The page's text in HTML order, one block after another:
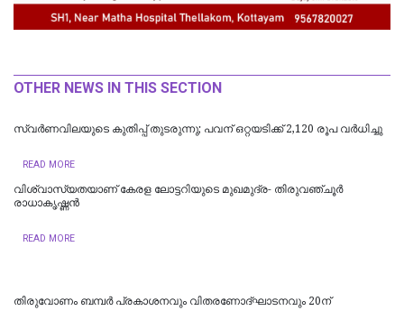
OTHER NEWS IN THIS SECTION
സ്വര്‍ണവിലയുടെ കുതിപ്പ് തുടരുന്നു; പവന് ഒറ്റയടിക്ക് 2,120 രൂപ വർധിച്ചു
READ MORE
വിശ്വാസ്യതയാണ് കേരള ലോട്ടറിയുടെ മുഖമുദ്ര- തിരുവഞ്ചൂർ
രാധാകൃഷ്ണൻ
READ MORE
തിരുവോണം ബമ്പര്‍ പ്രകാശനവും വിതരണോദ്ഘാടനവും 20ന്